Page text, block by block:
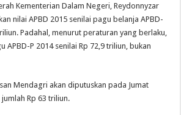
Kementerian Dalam Negeri, Reydonnyzar
nilai APBD 2015 senilai pagu belanja APBD-
Padahal, menurut peraturan yang berlaku,
APBD-P 2014 senilai Rp 72,9 triliun, bukan
Mendagri akan diputuskan pada Jumat
Rp 63 triliun.